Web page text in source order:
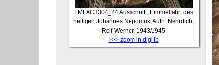
FMLAC3304_24Ausschnitt, Himmelfahrt des
heiligen Johannes Nepomuk, Aufn. Nehrdich,
Rolf-Werner, 1943/1945
>>> zoom in digilib